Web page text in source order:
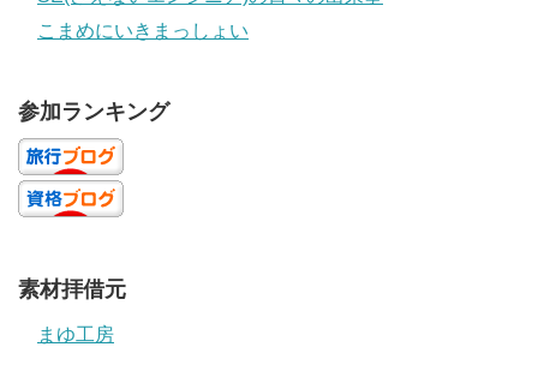
こまめにいきまっしょい
参加ランキング
素材拝借元
まゆ工房